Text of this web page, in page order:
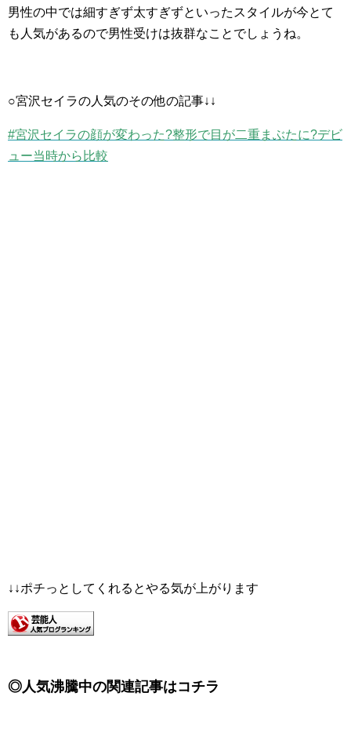
男性の中では細すぎず太すぎずといったスタイルが今とて
も人気があるので男性受けは抜群なことでしょうね。
○宮沢セイラの人気のその他の記事↓↓
#宮沢セイラの顔が変わった?整形で目が二重まぶたに?デビ
ュー当時から比較
↓↓ポチっとしてくれるとやる気が上がります
◎人気沸騰中の関連記事はコチラ